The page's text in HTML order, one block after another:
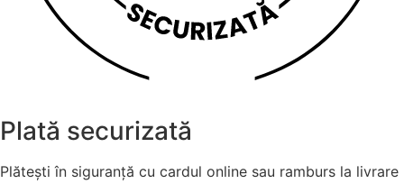
Plată securizată
Plătești în siguranță cu cardul online sau ramburs la livrare